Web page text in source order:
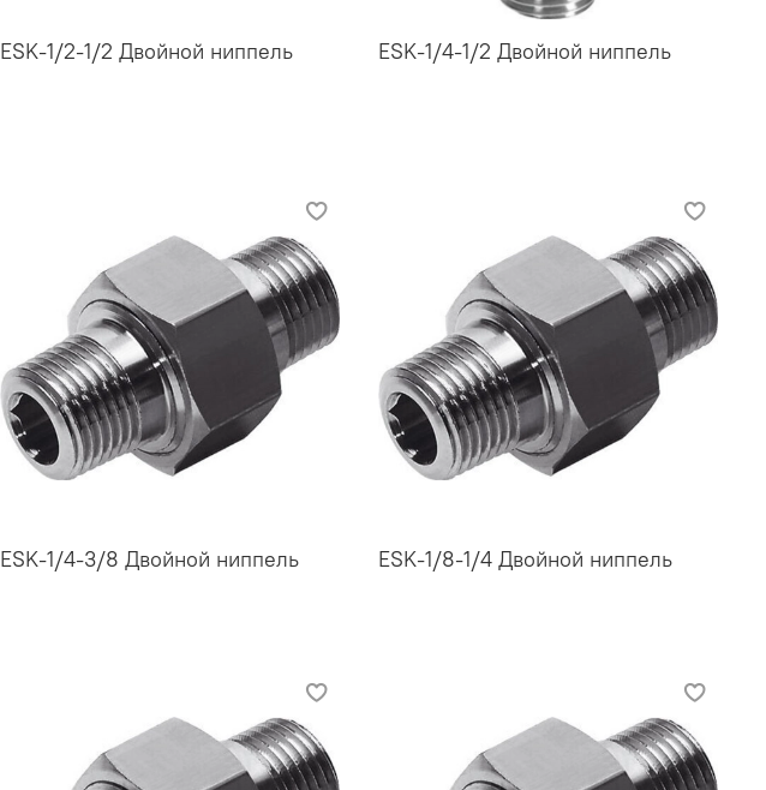
ESK-1/2-1/2 Двойной ниппель ESK-1/4-1/2 Двойной ниппель
ESK-1/4-3/8 Двойной ниппель ESK-1/8-1/4 Двойной ниппель